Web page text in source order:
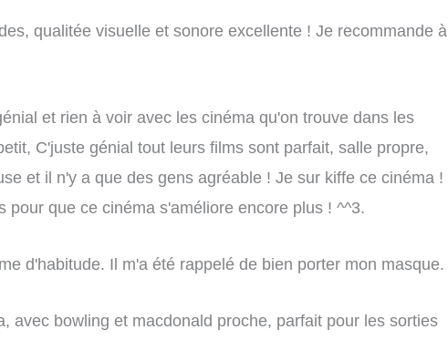
qualitée visuelle et sonore excellente ! Je recommande à
et rien à voir avec les cinéma qu'on trouve dans les
C'juste génial tout leurs films sont parfait, salle propre,
et il n'y a que des gens agréable ! Je sur kiffe ce cinéma !
pour que ce cinéma s'améliore encore plus ! ^^3.
d'habitude. Il m'a été rappelé de bien porter mon masque.
avec bowling et macdonald proche, parfait pour les sorties